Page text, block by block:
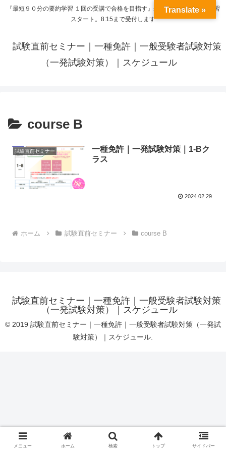
『最短９０分の要約学習 １回の受講で合格を目指す』来呼応した時間から学習
スタート。8:15まで受付します
試験直前セミナー｜一種免許｜一般受験者試験対策
（一発試験対策）｜スケジュール
course B
試験直前セミナー
一種免許｜一発試験対策｜1-Bク
ラス
2024.02.29
ホーム 試験直前セミナー course B
試験直前セミナー｜一種免許｜一般受験者試験対策
（一発試験対策）｜スケジュール
© 2019 試験直前セミナー｜一種免許｜一般受験者試験対策（一発試
験対策）｜スケジュール.
メニュー ホーム 検索 トップ サイドバー
Translate »